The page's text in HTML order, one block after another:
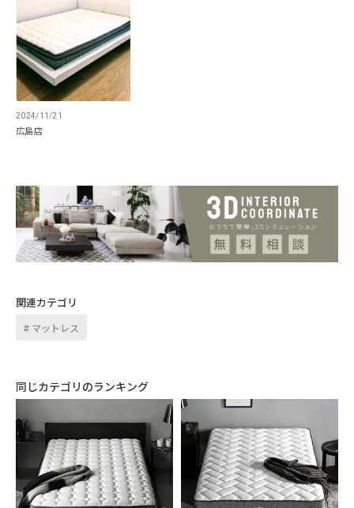
ハイエンド仕様の2層ウレタン
3㎝、4㎝と厚手で、密度の異なる2種のウレタ
ンを使用しています。上層は柔らかなウレタ
高いウレタンでしっかり支えることで、包み
込まれるような心地良さを生んでいます。
2024/11/21
広島店
関連カテゴリ
マットレス
同じカテゴリのランキング